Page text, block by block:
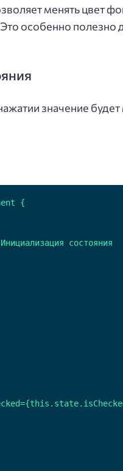
менять цвет
особенно полезно
значение будет